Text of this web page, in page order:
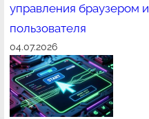
управления браузером
пользователя
04.07.2026